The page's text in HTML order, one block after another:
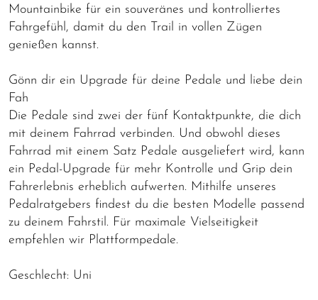
Mountainbike für ein souveränes und kontrolliertes
Fahrgefühl, damit du den Trail in vollen Zügen
genießen kannst.
Gönn dir ein Upgrade für deine Pedale und liebe dein
Fah
Die Pedale sind zwei der fünf Kontaktpunkte, die dich
mit deinem Fahrrad verbinden. Und obwohl dieses
Fahrrad mit einem Satz Pedale ausgeliefert wird, kann
ein Pedal-Upgrade für mehr Kontrolle und Grip dein
Fahrerlebnis erheblich aufwerten. Mithilfe unseres
Pedalratgebers findest du die besten Modelle passend
zu deinem Fahrstil. Für maximale Vielseitigkeit
empfehlen wir Plattformpedale.
Geschlecht: Uni